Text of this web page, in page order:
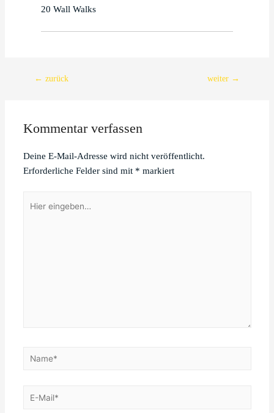
20 Wall Walks
Beitragsnavigation
← zurück weiter →
Kommentar verfassen
Deine E-Mail-Adresse wird nicht veröffentlicht.
Erforderliche Felder sind mit * markiert
eingeben…
Name*
E-